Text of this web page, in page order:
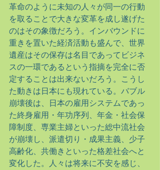
革命のように未知の人々が同一の行動
を取ることで大きな変革を成し遂げた
のはその象徴だろう。インバウンドに
重きを置いた経済活動も盛んで、世界
遺産はその保存は名目であってビジネ
スの一環であるという指摘を完全に否
定することは出来ないだろう。こうし
た動きは日本にも現れている。バブル
崩壊後は、日本の雇用システムであっ
た終身雇用・年功序列、年金・社会保
障制度、専業主婦といった総中流社会
が崩壊し、派遣切り・成果主義、少子
高齢化、共働きといった格差社会へと
変化した。人々は将来に不安を感じ、